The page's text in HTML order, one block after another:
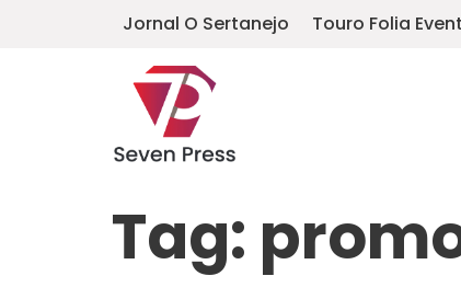
Jornal O Sertanejo Touro Folia
Tag: